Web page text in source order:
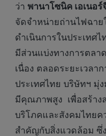
ว่า พานาโซนิค เอเนอร์
จัดจำหน่ายถ่านไฟฉาย
ดำเนินการในประเทศ
มีส่วนแบ่งทางการตลา
เนื่อง ตลอดระยะเวลา
ประเทศไทย บริษัทฯ
มีคุณภาพสูง เพื่อสร้าง
บริโภคและสังคมไทยค
สำคัญกับสิ่งแวดล้อม ซึ่